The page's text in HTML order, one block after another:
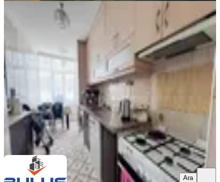
Mithatpaşa Mahallesi 3+1 K.mutfak
Yüksek Kredi'li Daire
Seyhan, Mithatpaşa Mahallesi
3+1· ·1. Kat 06.08.2026
2.800.000 ₺
Buluş GayrimenkulOZAN CENGİZ
Ara